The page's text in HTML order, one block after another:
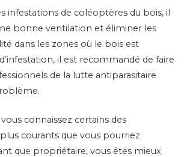
infestations de coléoptères du bois, il
bonne ventilation et éliminer les
dans les zones où le bois est
il est recommandé de faire
de la lutte antiparasitaire
connaissez certains des
courants que vous pourriez
que propriétaire, vous êtes mieux